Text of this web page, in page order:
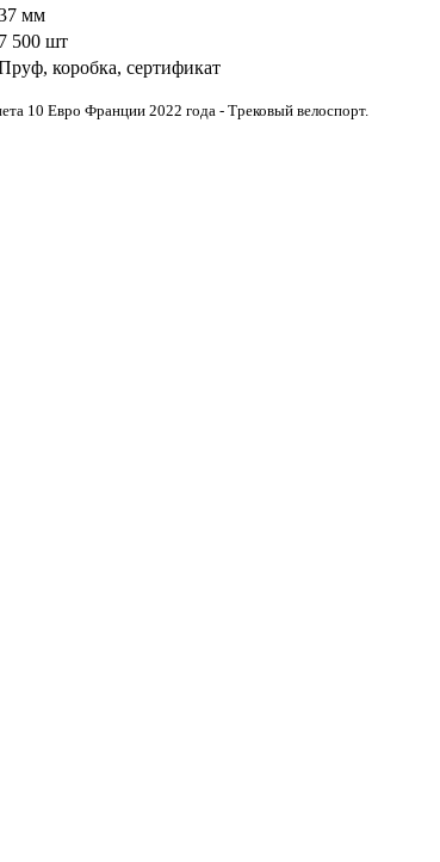
мм
7 500 шт
коробка, сертификат
10 Евро Франции 2022 года - Трековый велоспорт.